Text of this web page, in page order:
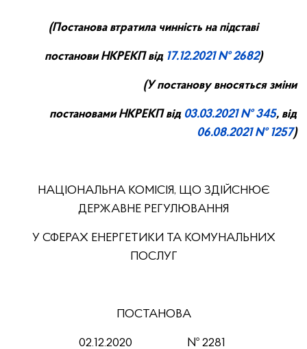
(Постанова втратила чинність на підставі
постанови НКРЕКПвід 17.12.2021№ 2682)
(У постанову вносяться зміни
постановами НКРЕКП від 03.03.2021 № 345, від
06.08.2021 № 1257)
НАЦІОНАЛЬНА КОМІСІЯ, ЩО ЗДІЙСНЮЄ
ДЕРЖАВНЕ РЕГУЛЮВАННЯ
У СФЕРАХ ЕНЕРГЕТИКИ ТА КОМУНАЛЬНИХ
ПОСЛУГ
ПОСТАНОВА
02.12.2020 № 2281